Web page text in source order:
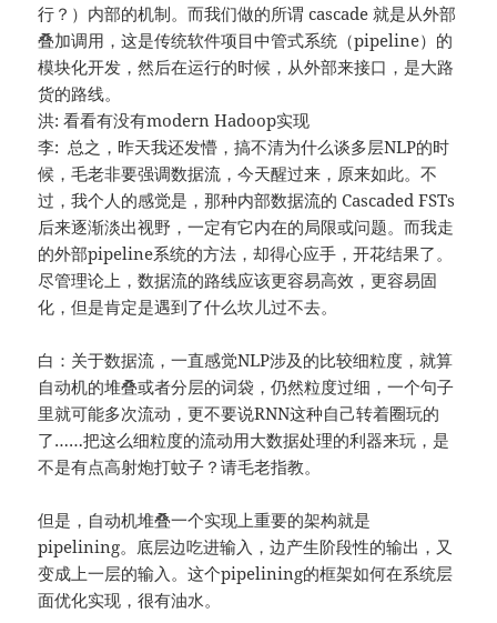
行？）内部的机制。而我们做的所谓 cascade 就是从外部
叠加调用，这是传统软件项目中管式系统（pipeline）的
模块化开发，然后在运行的时候，从外部来接口，是大路
货的路线。
洪: 看看有没有modern Hadoop实现
李: 总之，昨天我还发懵，搞不清为什么谈多层NLP的时
候，毛老非要强调数据流，今天醒过来，原来如此。不
过，我个人的感觉是，那种内部数据流的 Cascaded FSTs
后来逐渐淡出视野，一定有它内在的局限或问题。而我走
的外部pipeline系统的方法，却得心应手，开花结果了。
尽管理论上，数据流的路线应该更容易高效，更容易固
化，但是肯定是遇到了什么坎儿过不去。
白：关于数据流，一直感觉NLP涉及的比较细粒度，就算
自动机的堆叠或者分层的词袋，仍然粒度过细，一个句子
里就可能多次流动，更不要说RNN这种自己转着圈玩的
了……把这么细粒度的流动用大数据处理的利器来玩，是
不是有点高射炮打蚊子？请毛老指教。
但是，自动机堆叠一个实现上重要的架构就是
pipelining。底层边吃进输入，边产生阶段性的输出，又
变成上一层的输入。这个pipelining的框架如何在系统层
面优化实现，很有油水。